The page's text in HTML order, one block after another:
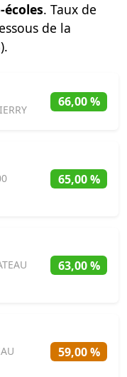
. Taux de
de la
66,00 %
65,00 %
63,00 %
59,00 %